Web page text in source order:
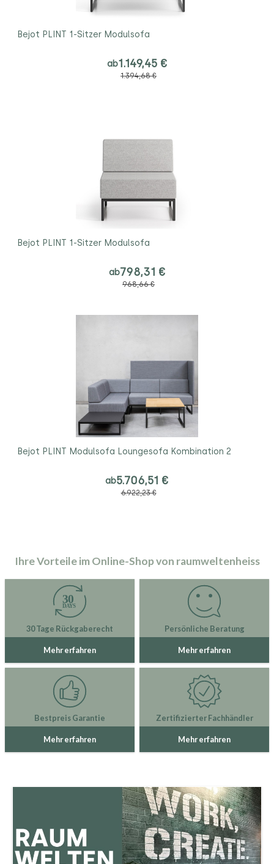
Bejot PLINT 1-Sitzer Modulsofa
ab1.149,45 €
1.394,68 €
Bejot PLINT 1-Sitzer Modulsofa
ab798,31 €
968,66 €
Bejot PLINT Modulsofa Loungesofa Kombination 2
ab5.706,51 €
6.922,23 €
Ihre Vorteile im Online-Shop von raumweltenheiss
30 Tage Rückgaberecht
Mehr erfahren
Persönliche Beratung
Mehr erfahren
Bestpreis Garantie
Mehr erfahren
Zertifizierter Fachhändler
Mehr erfahren